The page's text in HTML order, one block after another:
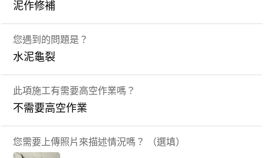
泥作修補
您遇到的問題是？
水泥龜裂
此項施工有需要高空作業嗎？
不需要高空作業
您需要上傳照片來描述情況嗎？ （選填）